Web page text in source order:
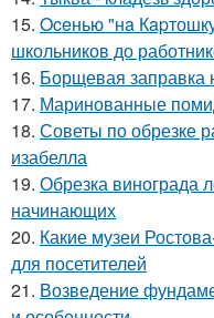
15. Oceнью "нa
школьников до
16. Борщевая заправка
17. Маринованные
18. Советы по обрезке
изабелла
19. Обрезка винограда
начинающих
20. Какие музеи
для посетителей
21. Возведение